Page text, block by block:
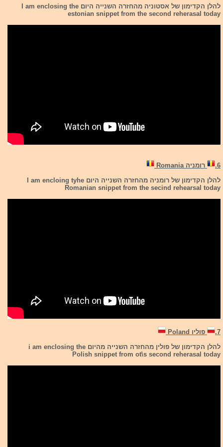
להלן הקדימון של אסטוניה מהחזרה השנייה היום I am enclosing the
estonian snippet from the second reherasal today
6.
רומניה Romania
להלן הקדימון של רומניה מהחזרה השנייה היום I am encloing tyhe
Romanian snippet from the secind rehearsal today
7.
פוליו Poland
להלן הקדימון של פולין מהחזרה השנייה מהיום i am enclosing the
Polish snippet from ot\s second reherasal today